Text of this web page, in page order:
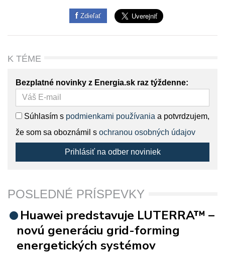
Zdieľať
K TÉME
Bezplatné novinky z Energia.sk raz týždenne:
Súhlasím s podmienkami používania a potvrdzujem,
že som sa oboznámil s ochranou osobných údajov
Prihlásiť na odber noviniek
POSLEDNÉ PRÍSPEVKY
Huawei predstavuje LUTERRA™ –
novú generáciu grid-forming
energetických systémov